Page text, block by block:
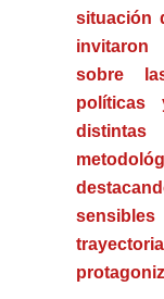
situación
sobre
políticas